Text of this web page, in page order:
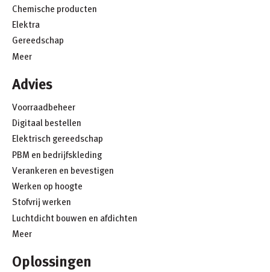
Chemische producten
Elektra
Gereedschap
Meer
Advies
Voorraadbeheer
Digitaal bestellen
Elektrisch gereedschap
PBM en bedrijfskleding
Verankeren en bevestigen
Werken op hoogte
Stofvrij werken
Luchtdicht bouwen en afdichten
Meer
Oplossingen